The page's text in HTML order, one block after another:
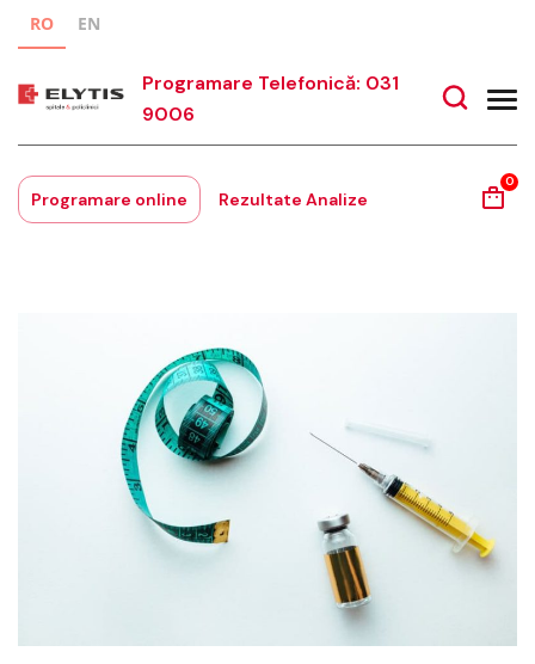
RO EN
Programare Telefonică: 031
9006
Programare online Rezultate Analize
0